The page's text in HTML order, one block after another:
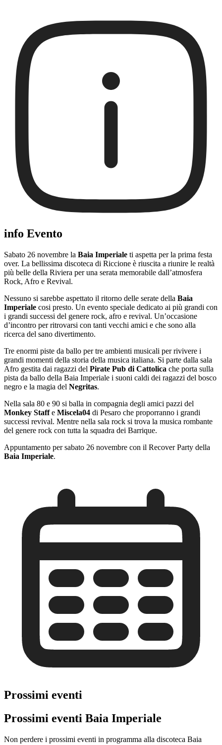
info Evento
Sabato 26 novembre la Baia Imperiale ti aspetta per la prima festa
over. La bellissima discoteca di Riccione è riuscita a riunire le realtà
più belle della Riviera per una serata memorabile dall’atmosfera
Rock, Afro e Revival.
Nessuno si sarebbe aspettato il ritorno delle serate della Baia
Imperiale cosi presto. Un evento speciale dedicato ai più grandi con
i grandi successi del genere rock, afro e revival. Un’occasione
d’incontro per ritrovarsi con tanti vecchi amici e che sono alla
ricerca del sano divertimento.
Tre enormi piste da ballo per tre ambienti musicali per rivivere i
grandi momenti della storia della musica italiana. Si parte dalla sala
Afro gestita dai ragazzi del Pirate Pub di Cattolica che porta sulla
pista da ballo della Baia Imperiale i suoni caldi dei ragazzi del bosco
negro e la magia del Negritas.
Nella sala 80 e 90 si balla in compagnia degli amici pazzi del
Monkey Staffe Miscela04 di Pesaro che proporranno i grandi
successi revival. Mentre nella sala rock si trova la musica rombante
del genere rock con tutta la squadra dei Barrique.
Appuntamento per sabato 26 novembre con il Recover Party della
Baia Imperiale.
Prossimi eventi
Prossimi eventi Baia Imperiale
Non perdere i prossimi eventi in programma alla discoteca Baia